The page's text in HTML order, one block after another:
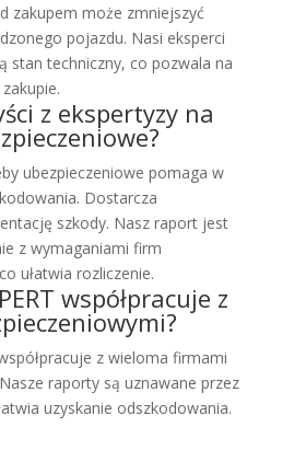
zakupem może zmniejszyć
pojazdu. Nasi eksperci
stan techniczny, co pozwala na
z ekspertyzy na
ubezpieczeniowe pomaga w
Dostarcza
szkody. Nasz raport jest
z wymaganiami firm
ułatwia rozliczenie.
współpracuje z
z wieloma firmami
raporty są uznawane przez
uzyskanie odszkodowania.